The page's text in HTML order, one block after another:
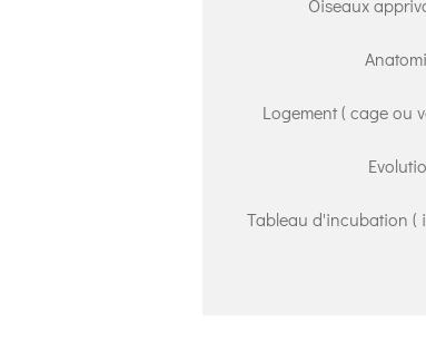
Oiseaux
Logement ( cage ou
Tableau d'incubation (